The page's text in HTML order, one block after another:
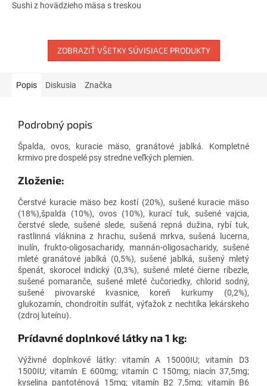
z
Sushi z hovädzieho mäsa s treskou
ZOBRAZIŤ VŠETKY SÚVISIACE PRODUKTY
Popis Diskusia Značka
Podrobný popis
Špalda, ovos, kuracie mäso, granátové jablká. Kompletné
krmivo pre dospelé psy stredne veľkých plemien.
Zloženie:
Čerstvé kuracie mäso bez kostí (20%), sušené kuracie mäso
(18%),špalda (10%), ovos (10%), kurací tuk, sušené vajcia,
čerstvé slede, sušené slede, sušená repná dužina, rybí tuk,
rastlinná vláknina z hrachu, sušená mrkva, sušená lucerna,
inulín, frukto-oligosacharidy, mannán-oligosacharidy, sušené
mleté granátové jablká (0,5%), sušené jablká, sušený mletý
špenát, skorocel indický (0,3%), sušené mleté čierne ríbezle,
sušené pomaranče, sušené mleté čučoriedky, chlorid sodný,
sušené pivovarské kvasnice, koreň kurkumy (0,2%),
glukozamín, chondroitín sulfát, výťažok z nechtíka lekárskeho
(zdroj luteínu).
Prídavné doplnkové látky na 1 kg:
Výživné doplnkové látky: vitamín A 15000IU; vitamín D3
1500IU; vitamín E 600mg; vitamín C 150mg; niacín 37,5mg;
kyselina pantoténová 15mg; vitamín B2 7,5mg; vitamín B6